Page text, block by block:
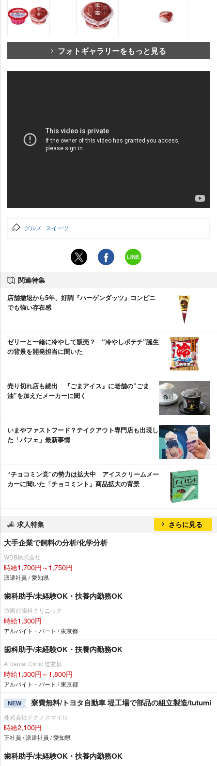
フォトギャラリーをもっと見る
グルメ スイーツ
関連特集
店舗撤退から5年、好調『ハーゲンダッツ』コンビニ
でも強い存在感
ゼリーと一緒に冷やして販売？ “冷やしポテチ”誕生
の背景を開発担当に聞いた
売り切れ店も続出 『ごまアイス』に老舗の”ごま
油”を加えたメーカーに聞く
いまやファストフード？テイクアウト専門店も出現し
た「パフェ」最新事情
“チョコミン党”の勢力は拡大中 アイスクリームメー
カーに聞いた「チョコミント」商品拡大の背景
求人特集 さらに見る
大手企業で飼料の分析/化学分析
WDB株式会社
時給1,700円～1,750円
派遣社員 / 愛知県
歯科助手/未経験OK・扶養内勤務OK
遊園前歯科クリニック
時給1,300円
アルバイト・パート / 東京都
歯科助手/未経験OK・扶養内勤務OK
A Dental Clinic 道玄坂
時給1,300円～1,800円
アルバイト・パート / 東京都
NEW 寮費無料/トヨタ自動車 堤工場で部品の組立製造/tutumi
株式会社テクノスマイル
時給2,100円
正社員 / 派遣社員 / 愛知県
歯科助手/未経験OK・扶養内勤務OK